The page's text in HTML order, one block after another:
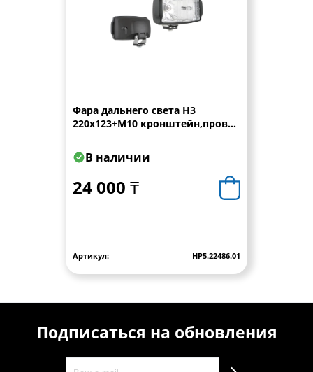
Фара дальнего света Н3
220x123+M10 кронштейн,провод
В наличии
24 000 ₸
Артикул: HP5.22486.01
Подписаться на обновления